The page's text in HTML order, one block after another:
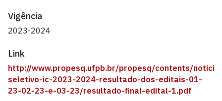
Vigência
2023-2024
Link
http://www.propesq.ufpb.br/propesq/contents/
seletivo-ic-2023-2024-resultado-dos-editais-01-
23-02-23-e-03-23/resultado-final-edital-1.pdf